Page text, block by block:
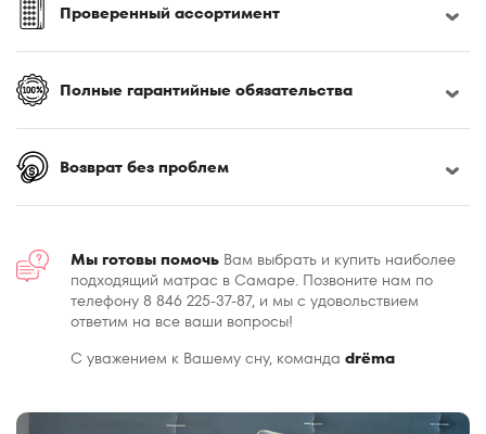
Проверенный ассортимент
Полные гарантийные обязательства
Возврат без проблем
Мы готовы помочь Вам выбрать и купить наиболее
подходящий матрас в Самаре. Позвоните нам по
телефону 8 846 225-37-87, и мы с удовольствием
ответим на все ваши вопросы!
С уважением к Вашему сну, команда drёma